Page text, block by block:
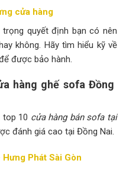
cửa hàng
quyết định bạn có nên
không. Hãy tìm hiểu kỹ về
được bảo hành.
hàng ghế sofa Đồng
top 10 cửa hàng bán sofa tại
đánh giá cao tại Đồng Nai.
Phát Sài Gòn